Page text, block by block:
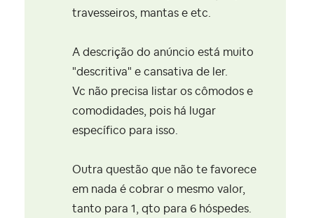
travesseiros, mantas e etc.
A descrição do anúncio está muito
"descritiva" e cansativa de ler.
Vc não precisa listar os cômodos e
comodidades, pois há lugar
específico para isso.
Outra questão que não te favorece
em nada é cobrar o mesmo valor,
tanto para 1, qto para 6 hóspedes.